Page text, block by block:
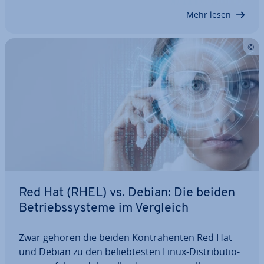
Mehr lesen
Red Hat (RHEL) vs. Debian: Die beiden
Be­triebs­sys­te­me im Vergleich
Zwar gehören die beiden Kon­tra­hen­ten Red Hat
und Debian zu den be­lieb­tes­ten Linux-Dis­tri­bu­tio­